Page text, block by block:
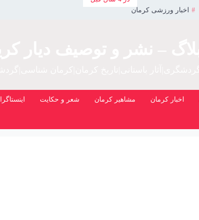
اخبار ورزشی کرمان
اخبار کرمان مشاهیر کرمان شعر و حکایت